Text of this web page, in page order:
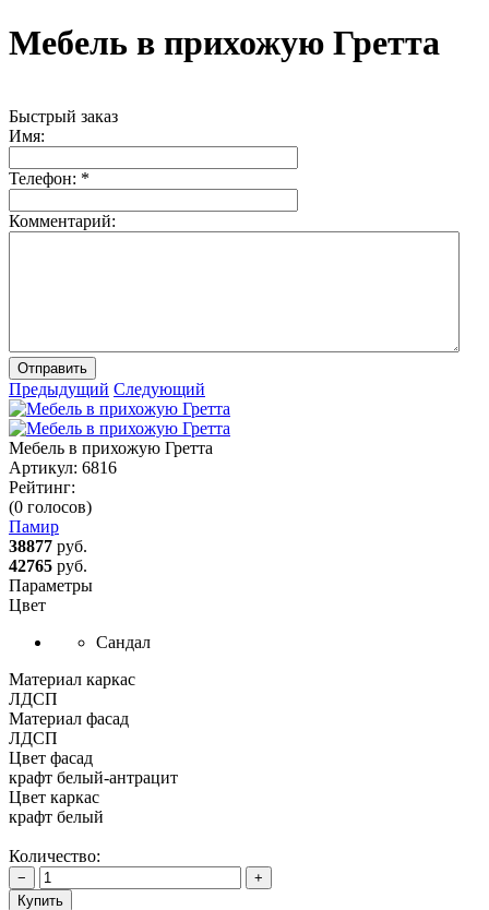
Мебель в прихожую Гретта
Быстрый заказ
Имя:
Телефон: *
Комментарий:
Отправить
Предыдущий Следующий
Мебель в прихожую Гретта
Артикул: 6816
Рейтинг:
(0 голосов)
Памир
38877 руб.
42765 руб.
Параметры
Цвет
Сандал
Материал каркас
ЛДСП
Материал фасад
ЛДСП
Цвет фасад
крафт белый-антрацит
Цвет каркас
крафт белый
Количество:
−
+
Купить